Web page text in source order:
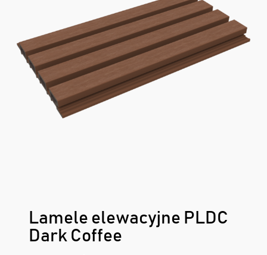
Lamele elewacyjne PLDC
Dark Coffee